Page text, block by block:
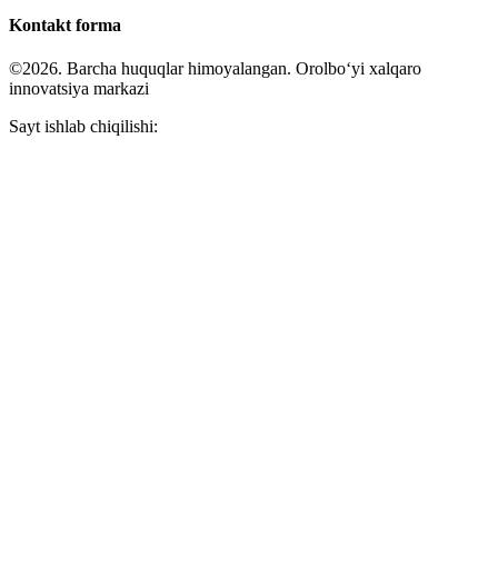
Kontakt forma
©2026. Barcha huquqlar himoyalangan. Orolboʻyi xalqaro
innovatsiya markazi
Sayt ishlab chiqilishi: